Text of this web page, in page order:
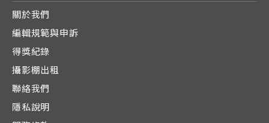
關於我們
編輯規範與申訴
得獎紀錄
攝影棚出租
聯絡我們
隱私說明